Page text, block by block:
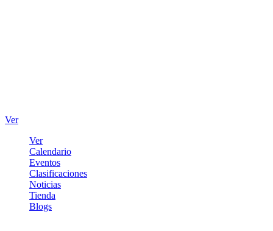
Ver
Ver
Calendario
Eventos
Clasificaciones
Noticias
Tienda
Blogs